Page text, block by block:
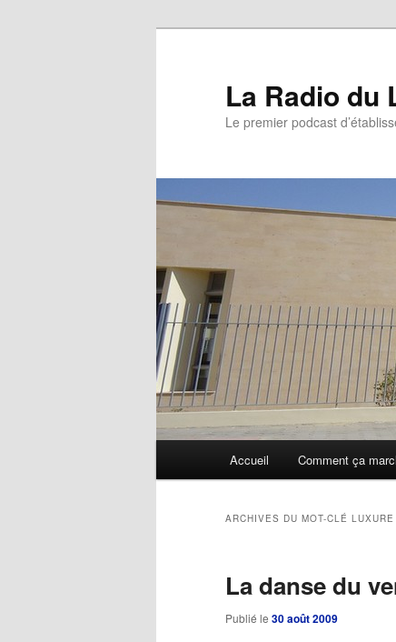
La Radio du
Le premier podcast
Aller
principal
Aller
secondaire
Accueil Comment ça
ARCHIVES DU MOT-CLÉ LUXURE
La danse du
Publié le 30 août 2009